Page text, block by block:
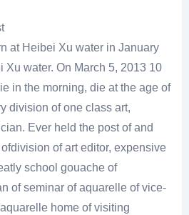
at Heibei Xu water in January
Xu water. On March 5, 2013 10
in the morning, die at the age of
division of one class art,
Ever held the post of and
of art editor, expensive
school gouache of
of seminar of aquarelle of vice-
home of visiting